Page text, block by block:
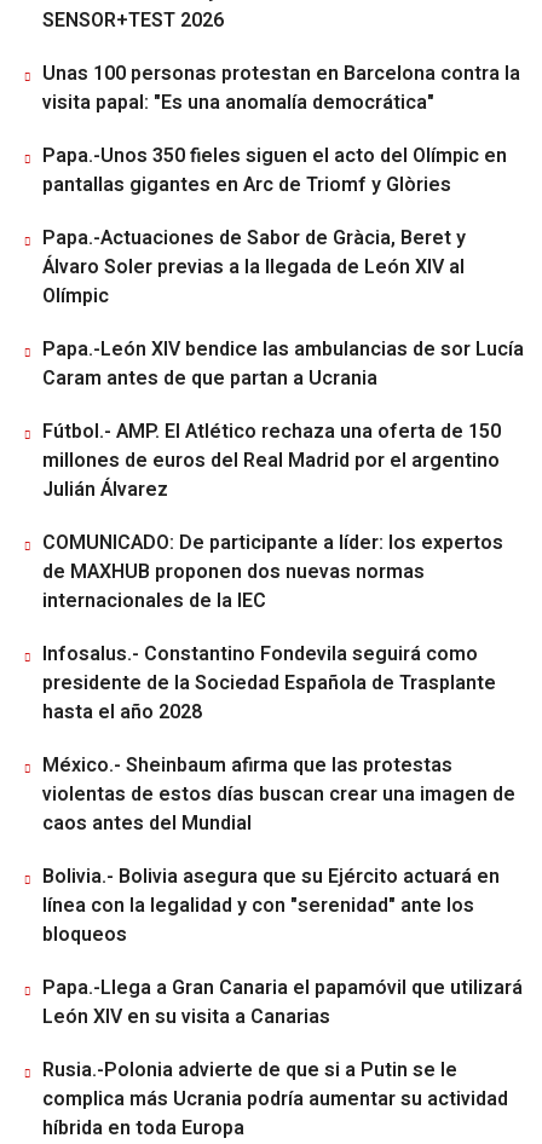
SENSOR+TEST 2026
Unas 100 personas protestan en Barcelona contra la
visita papal: "Es una anomalía democrática"
Papa.-Unos 350 fieles siguen el acto del Olímpic en
pantallas gigantes en Arc de Triomf y Glòries
Papa.-Actuaciones de Sabor de Gràcia, Beret y
Álvaro Soler previas a la llegada de León XIV al
Olímpic
Papa.-León XIV bendice las ambulancias de sor Lucía
Caram antes de que partan a Ucrania
Fútbol.- AMP. El Atlético rechaza una oferta de 150
millones de euros del Real Madrid por el argentino
Julián Álvarez
COMUNICADO: De participante a líder: los expertos
de MAXHUB proponen dos nuevas normas
internacionales de la IEC
Infosalus.- Constantino Fondevila seguirá como
presidente de la Sociedad Española de Trasplante
hasta el año 2028
México.- Sheinbaum afirma que las protestas
violentas de estos días buscan crear una imagen de
caos antes del Mundial
Bolivia.- Bolivia asegura que su Ejército actuará en
línea con la legalidad y con "serenidad" ante los
bloqueos
Papa.-Llega a Gran Canaria el papamóvil que utilizará
León XIV en su visita a Canarias
Rusia.-Polonia advierte de que si a Putin se le
complica más Ucrania podría aumentar su actividad
híbrida en toda Europa